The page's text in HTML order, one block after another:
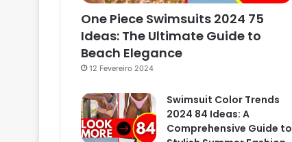
One Piece Swimsuits 2024 75
Ideas: The Ultimate Guide to
Beach Elegance
12 Fevereiro 2024
Swimsuit Color Trends
2024 84 Ideas: A
Comprehensive Guide to